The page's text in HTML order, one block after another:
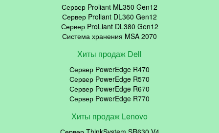
Сервер Proliant ML350 Gen12
Сервер Proliant DL360 Gen12
Сервер ProLiant DL380 Gen12
Система хранения MSA 2070
Хиты продаж Dell
Сервер PowerEdge R470
Сервер PowerEdge R570
Сервер PowerEdge R670
Сервер PowerEdge R770
Хиты продаж Lenovo